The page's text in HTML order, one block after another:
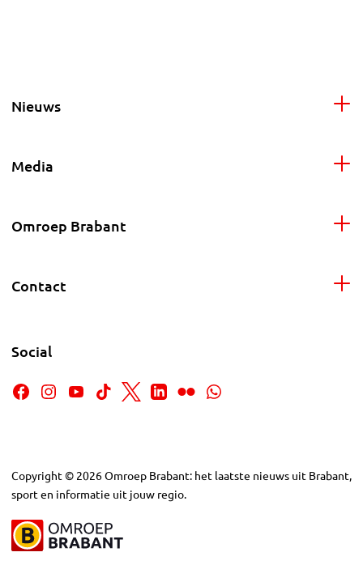
Nieuws
Media
Omroep Brabant
Contact
Social
Copyright © 2026Omroep Brabant: het laatste nieuws uit Brabant,
sport en informatie uit jouw regio.